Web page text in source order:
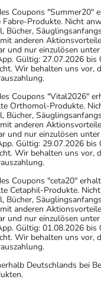
Coupons "Summer20"
Fabre-Produkte. Nicht
Bücher,
anderen
und nur einzulösen
Gültig: 27.07.2026 bis
Wir behalten uns vor,
Coupons "Vital2026"
Orthomol-Produkte.
Bücher,
anderen
und nur einzulösen
Gültig: 29.07.2026 bis
Wir behalten uns vor,
Coupons "ceta20"
Cetaphil-Produkte.
Bücher,
anderen
und nur einzulösen
Gültig: 01.08.2026 bis
Wir behalten uns vor,
Deutschlands bei